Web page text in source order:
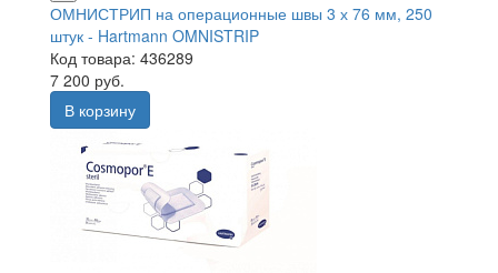
ОМНИСТРИП на операционные швы 3 х 76 мм, 250
штук - Hartmann OMNISTRIP
Код товара: 436289
7 200 руб.
В корзину